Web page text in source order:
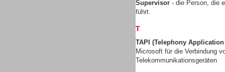
Supervisor - die Person, die
führt.
T
TAPI (Telephony
Microsoft für die Verbindung
Telekommunikationsgeräten